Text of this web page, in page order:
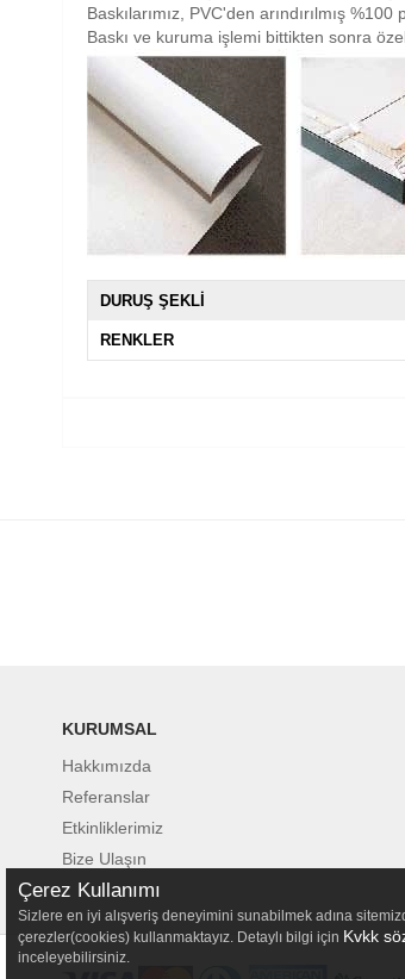
Baskılarımız, PVC'den arındırılmış
Baskı ve kuruma işlemi bittikten sonra
DURUŞ ŞEKLİ
RENKLER
KURUMSAL
Hakkımızda
Referanslar
Etkinliklerimiz
Bize Ulaşın
Çerez Kullanımı
Sizlere en iyi alışveriş deneyimini sunabilmek adına
çerezler(cookies) kullanmaktayız. Detaylı bilgi için Kvkk
inceleyebilirsiniz.